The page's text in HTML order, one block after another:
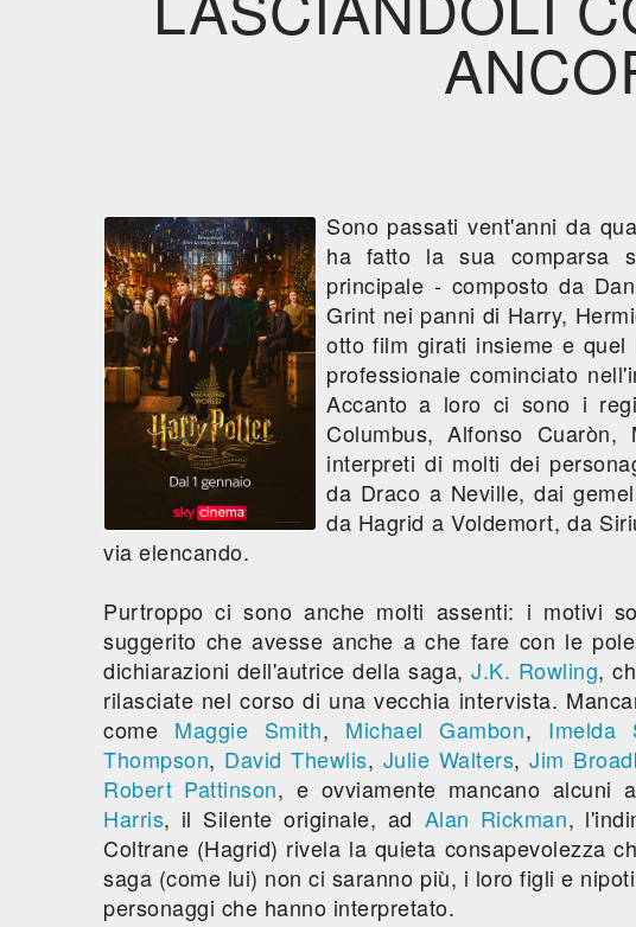
Sono passati vent'anni da
ha fatto la sua comparsa
principale - composto da
Grint nei panni di Harry,
otto film girati insieme e
professionale cominciato
Accanto a loro ci sono i
Columbus, Alfonso
interpreti di molti dei
da Draco a Neville, dai
da Hagrid a Voldemort, da
via elencando.
Purtroppo ci sono anche molti assenti: i motivi
suggerito che avesse anche a che fare con le
dichiarazioni dell'autrice della saga,J.K. Rowling,
rilasciate nel corso di una vecchia intervista.
come Maggie Smith, Michael Gambon, Imelda
Thompson, David Thewlis, Julie Walters,Jim
Robert Pattinson, e ovviamente mancano alcuni
Harris, il Silente originale, ad Alan Rickman,
Coltrane (Hagrid) rivela la quieta consapevolezza
saga (come lui) non ci saranno più, i loro figli e
personaggi che hanno interpretato.